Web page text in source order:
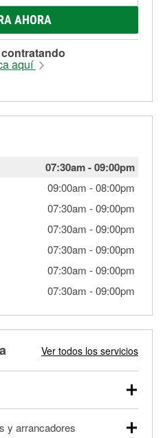
AHORA
aquí
07:30am-09:00pm
09:00am -08:00pm
07:30am -09:00pm
07:30am -09:00pm
07:30am -09:00pm
07:30am -09:00pm
07:30am -09:00pm
Ver todos los servicios
comerciales y
y arrancadores